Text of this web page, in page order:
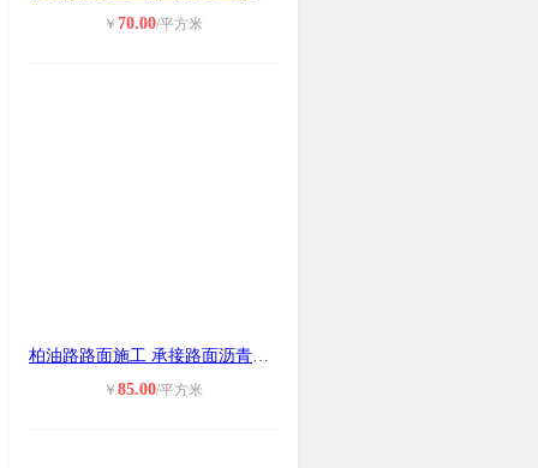
￥70.00/平方米
柏油路路面施工 承接路面沥青建设工
￥85.00/平方米